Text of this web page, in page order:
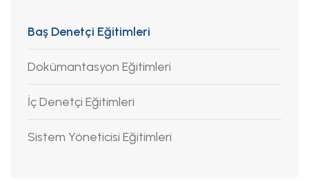
Baş Denetçi Eğitimleri
Dokümantasyon Eğitimleri
İç Denetçi Eğitimleri
Sistem Yöneticisi Eğitimleri